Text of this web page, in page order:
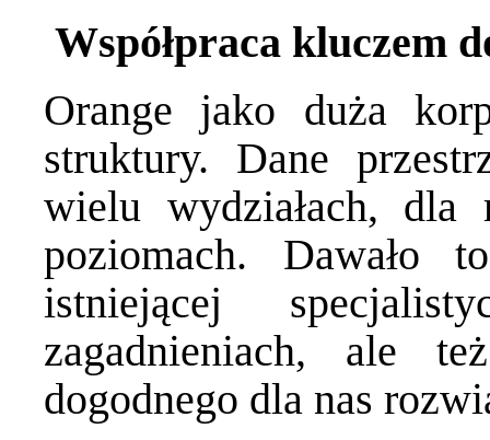
Współpraca kluczem
Orange jako duża
struktury. Dane
wielu wydziałach,
poziomach. Dawało
istniejącej
zagadnieniach, ale
dogodnego dla nas